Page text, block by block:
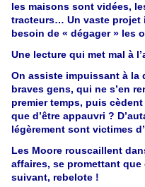
les maisons sont vidées,
tracteurs… Un vaste projet
besoin de « dégager » les
Une lecture qui met mal à
On assiste impuissant à la
braves gens, qui ne s’en
premier temps, puis
que d’être appauvri ?
légèrement sont victimes
Les Moore rouscaillent
affaires, se promettant que
suivant, rebelote !